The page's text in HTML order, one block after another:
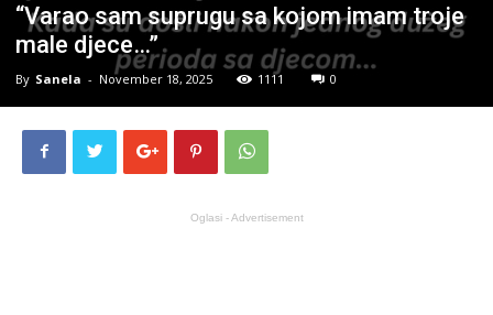
“Varao sam suprugu sa kojom imam troje
male djece…”
By Sanela - November 18, 2025 1111 0
Oglasi - Advertisement